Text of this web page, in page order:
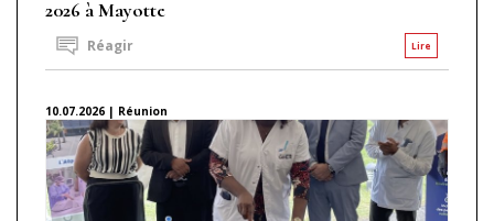
2026 à Mayotte
Lire
Réagir
10.07.2026 | Réunion